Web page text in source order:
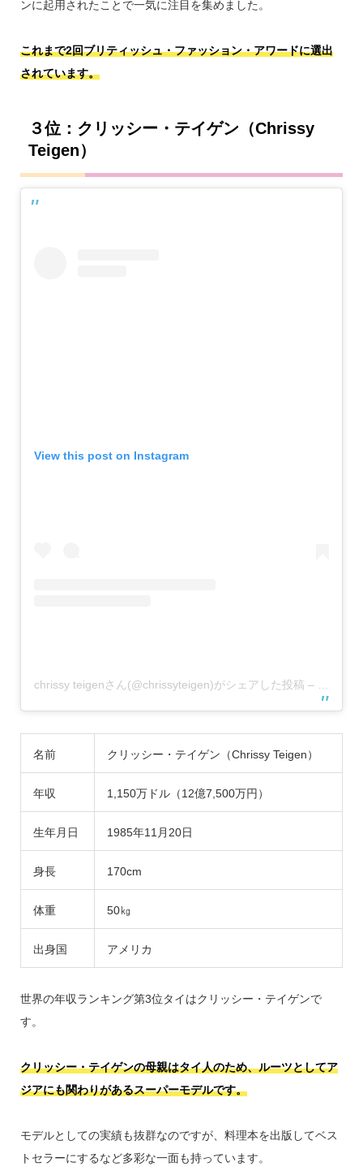
ンに起用されたことで一気に注目を集めました。
これまで2回ブリティッシュ・ファッション・アワードに選出
されています。
３位：クリッシー・テイゲン（Chrissy
Teigen）
View this post on Instagram
chrissy teigenさん(@chrissyteigen)がシェアした投稿 –
名前 クリッシー・テイゲン（Chrissy Teigen）
年収 1,150万ドル（12億7,500万円）
生年月日 1985年11月20日
身長 170cm
体重 50㎏
出身国 アメリカ
世界の年収ランキング第3位タイはクリッシー・テイゲンで
す。
クリッシー・テイゲンの母親はタイ人のため、ルーツとしてア
ジアにも関わりがあるスーパーモデルです。
モデルとしての実績も抜群なのですが、料理本を出版してベス
トセラーにするなど多彩な一面も持っています。